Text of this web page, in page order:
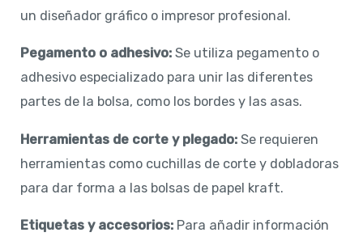
un diseñador gráfico o impresor profesional.
Pegamento o adhesivo: Se utiliza pegamento o
adhesivo especializado para unir las diferentes
partes de la bolsa, como los bordes y las asas.
Herramientas de corte y plegado: Se requieren
herramientas como cuchillas de corte y dobladoras
para dar forma a las bolsas de papel kraft.
Etiquetas y accesorios: Para añadir información